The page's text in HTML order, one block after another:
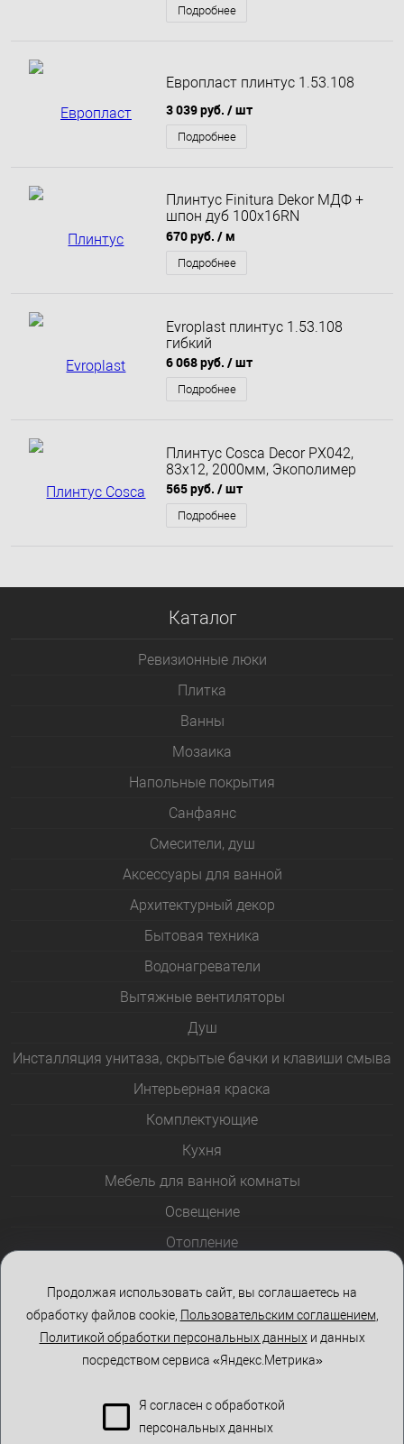
Подробнее
Европласт плинтус 1.53.108
3 039 руб. / шт
Подробнее
Плинтус Finitura Dekor МДФ +
шпон дуб 100х16RN
грунтованный
670 руб. / м
Подробнее
Evroplast плинтус 1.53.108
гибкий
6 068 руб. / шт
Подробнее
Плинтус Cosca Decor PX042,
83х12, 2000мм, Экополимер
565 руб. / шт
Подробнее
Каталог
Ревизионные люки
Плитка
Bанны
Мозаика
Напольные покрытия
Санфаянс
Смесители, душ
Аксессуары для ванной
Архитектурный декор
Бытовая техника
Водонагреватели
Вытяжные вентиляторы
Душ
Инсталляция унитаза, скрытые бачки и клавиши смыва
Интерьерная краска
Комплектующие
Кухня
Мебель для ванной комнаты
Освещение
Отопление
Розетки и выключатели
Стеклоблоки
Столы и стулья
Продолжая использовать сайт, вы соглашаетесь на
обработку файлов cookie, Пользовательским соглашением,
Политикой обработки персональных данных и данных
посредством сервиса «Яндекс.Метрика»
Я согласен с обработкой
персональных данных